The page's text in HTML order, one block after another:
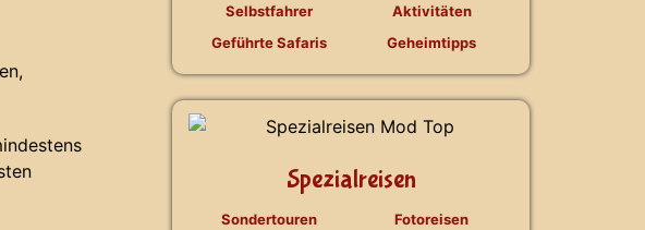
Selbstfahrer
Geführte Safaris
Aktivitäten
Geheimtipps
Spezialreisen
Sondertouren
Fotoreisen